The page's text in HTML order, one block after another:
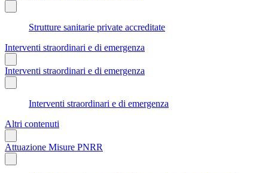
Strutture sanitarie private accreditate
Interventi straordinari e di emergenza
Interventi straordinari e di emergenza
Interventi straordinari e di emergenza
Altri contenuti
Attuazione Misure PNRR